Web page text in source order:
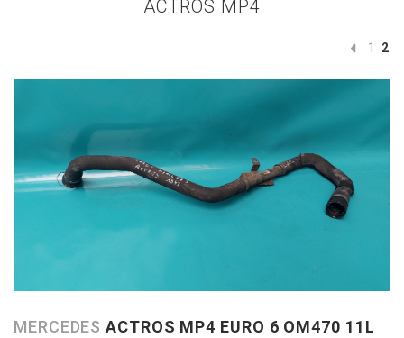
ACTROS MP4
1 2
MERCEDESACTROS MP4 EURO 6 OM470 11L